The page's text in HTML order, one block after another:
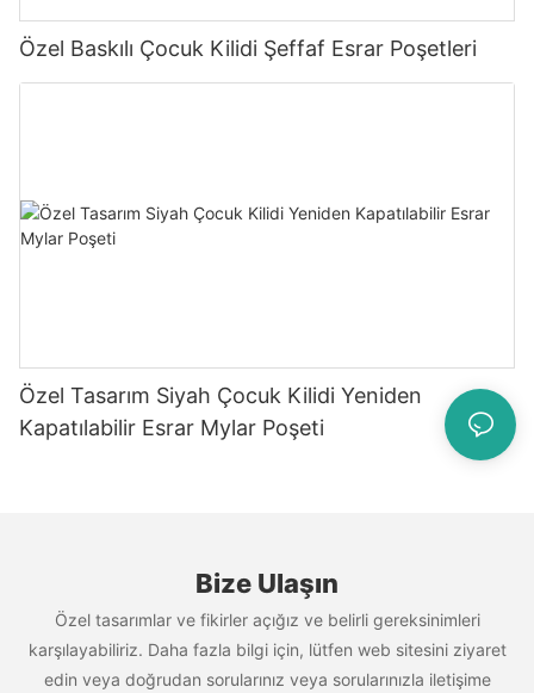
Özel Baskılı Çocuk Kilidi Şeffaf Esrar Poşetleri
Özel Tasarım Siyah Çocuk Kilidi Yeniden
Kapatılabilir Esrar Mylar Poşeti
Bize Ulaşın
Özel tasarımlar ve fikirler açığız ve belirli gereksinimleri
karşılayabiliriz. Daha fazla bilgi için, lütfen web sitesini ziyaret
edin veya doğrudan sorularınız veya sorularınızla iletişime